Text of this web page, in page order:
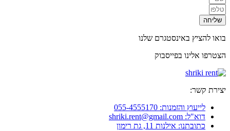
שליחה
בואו להציץ באינסטגרם שלנו
הצטרפו אלינו בפייסבוק
יצירת קשר:
לייעוץ והזמנות: 055-4555170
דוא"ל: shriki.rent@gmail.com
כתובתנו: אילנות 11, גת רימון